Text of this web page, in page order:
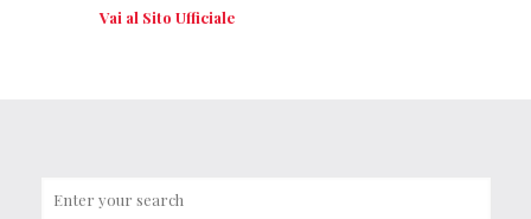
Vai al Sito Ufficiale